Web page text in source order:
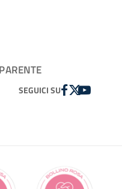
SEGUICI SUFACEBOOK
TWITTER
YOUTUBE